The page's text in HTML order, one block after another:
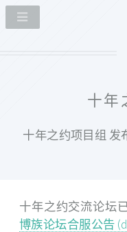
十年
十年之约项目组 发
十年之约交流论坛
博族论坛合服公告